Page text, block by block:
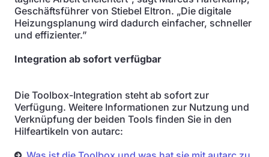
Geschäftsführer von Stiebel Eltron. „Die digitale
Heizungsplanung wird dadurch einfacher, schneller
und effizienter.”
Integration ab sofort verfügbar
Die Toolbox-Integration steht ab sofort zur
Verfügung. Weitere Informationen zur Nutzung und
Verknüpfung der beiden Tools finden Sie in den
Hilfeartikeln von autarc: